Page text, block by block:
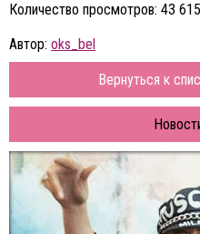
Количество просмотров: 43 615
Автор: oks_bel
Вернуться к